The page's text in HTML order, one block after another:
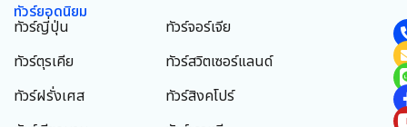
ทัวร์ยอดนิยม
ทัวร์ญี่ปุ่น
ทัวร์ตุรเคีย
ทัวร์ฝรั่งเศส
ทัวร์จอร์เจีย
ทัวร์สวิตเซอร์แลนด์
ทัวร์สิงคโปร์